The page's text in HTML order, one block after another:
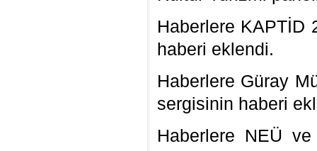
Haberlere KAPTİD
haberi eklendi.
Haberlere Güray
sergisinin haberi
Haberlere NEÜ